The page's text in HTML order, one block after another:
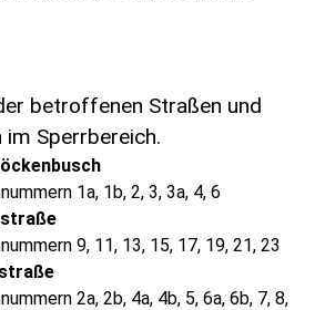
betroffenen Straßen und
im Sperrbereich.
1a, 1b, 2, 3, 3a, 4, 6
9, 11, 13, 15, 17, 19, 21, 23
2a, 2b, 4a, 4b, 5, 6a, 6b, 7, 8,